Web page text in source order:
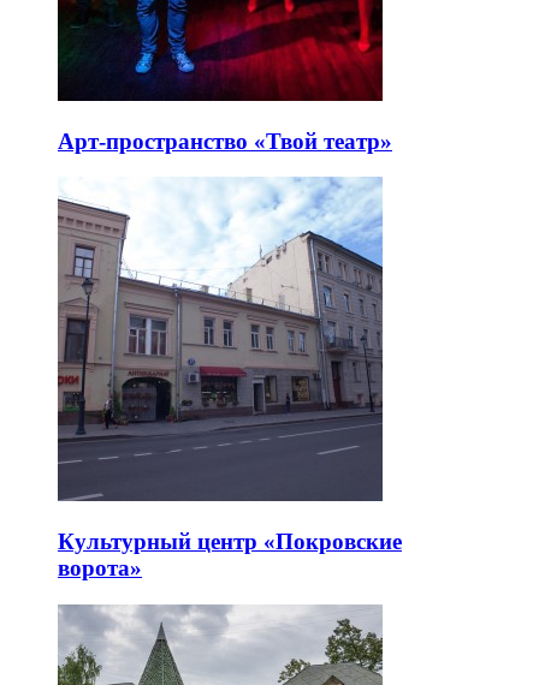
Арт-пространство «Твой театр»
Культурный центр «Покровские
ворота»